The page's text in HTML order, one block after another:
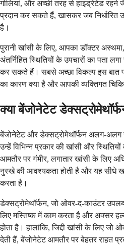
गोलियां, और अच्छी तरह से हाइड्रेटेड रहने
प्रदान कर सकते हैं, खासकर जब निर्धारित
है।
पुरानी खांसी के लिए, आपका डॉक्टर
अंतर्निहित स्थितियों के उपचारों का पता
कर सकते हैं। सबसे अच्छा विकल्प इस बात
का कारण क्या है और आपकी व्यक्तिगत
क्या बेंजोनेटेट
बेंजोनेटेट और डेक्सट्रोमेथॉर्फन अलग-अलग
उन्हें विभिन्न प्रकार की खांसी और
आमतौर पर गंभीर, लगातार खांसी के लिए
नुस्खे की आवश्यकता होती है और यह सीधे
करता है।
डेक्सट्रोमेथॉर्फन, जो ओवर-द-काउंटर
लिए मस्तिष्क में काम करता है और अक्सर
होता है। हालांकि, जिद्दी खांसी के लिए जो
देती हैं, बेंजोनेटेट आमतौर पर बेहतर राहत